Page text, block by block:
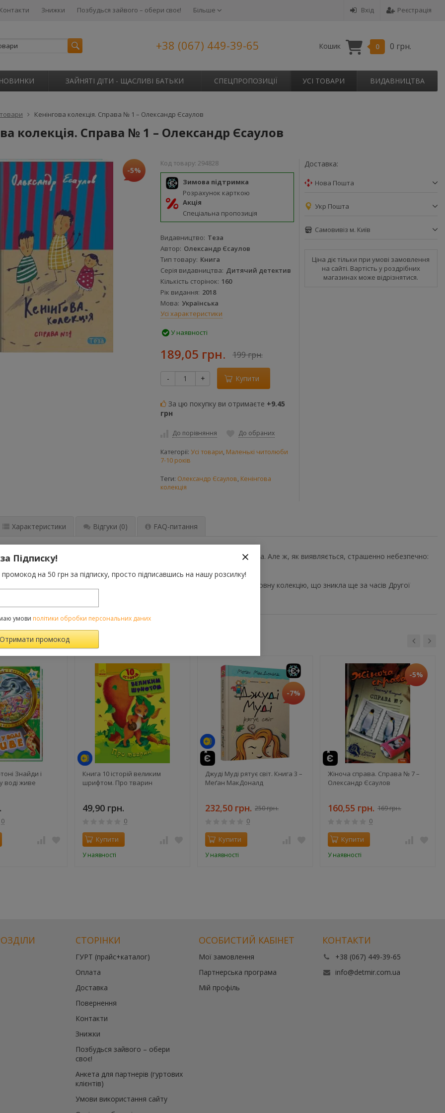
Вхід Реєстрація
Контакти Знижки Позбудься зайвого – обери своє! Більше
+38 (067) 449-39-65 Кошик 0 0 грн.
НОВИНКИ ЗАЙНЯТІ ДІТИ - ЩАСЛИВІ БАТЬКИ СПЕЦПРОПОЗИЦІЇ УСІ ТОВАРИ ВИДАВНИЦТВА
товари Кенінгова колекція. Справа № 1 – Олександр Єсаулов
колекція. Справа № 1 – Олександр Єсаулов
-5%
Код товару: 294828
Зимова підтримка
Розрахунок карткою
Акція
Спеціальна пропозиція
Видавництво Теза
Автор Олександр Єсаулов
Тип товару Книга
Серія видавництва Дитячий детектив
Кількість сторінок 160
Рік видання 2018
Мова Українська
Усі характеристики
У наявності
189,05 грн. 199 грн.
- + Купити
За цю покупку ви отримаєте +9.45
грн
До порівняння До обраних
Категорії: Усі товари, Маленькі читолюби
7-10 років
Теги: Олександр Єсаулов, Кенінгова
колекція
Доставка:
Нова Пошта
Укр Пошта
Самовивіз м. Київ
Ціна діє тільки при умові замовлення
на сайті. Вартість у роздрібних
магазинах може відрізнятися.
Характеристики Відгуки (0) FAQ-питання
— бути детективом! Особливо, коли ти школяр і це твоя перша справа. Але ж, як виявляється, страшенно небезпечно:
крадіжки і викрадення — усе, як у справжньому дорослому житті.
Ватсон і Бонасье — юні детективи з Горобинівки — розшукують коштовну колекцію, що зникла ще за часів Другої
І як ви гадаєте, чим завершиться їхній перший розшук?
ТАКОЖ КУПУЮТЬ
Знайди і
воді живе
0
Книга 10 історій великим
шрифтом. Про тварин
49,90 грн.
0
Купити
У наявності
-7%
Джуді Муді рятує світ. Книга 3 –
Меґан МакДоналд
232,50 грн. 250 грн.
0
Купити
У наявності
-5%
Жіноча справа. Справа № 7 –
Олександр Єсаулов
160,55 грн. 169 грн.
0
Купити
У наявності
СТОРІНКИ
ГУРТ (прайс+каталог)
Оплата
Доставка
Повернення
Контакти
Знижки
Позбудься зайвого – обери
своє!
Анкета для партнерів (гуртових
клієнтів)
Умови використання сайту
ОСОБИСТИЙ КАБІНЕТ
Мої замовлення
Партнерська програма
Мій профіль
КОНТАКТИ
+38 (067) 449-39-65
info@detmir.com.ua
Підписку!
на 50 грн за підписку, просто підписавшись на нашу розсилку!
умови політики обробки персональних даних